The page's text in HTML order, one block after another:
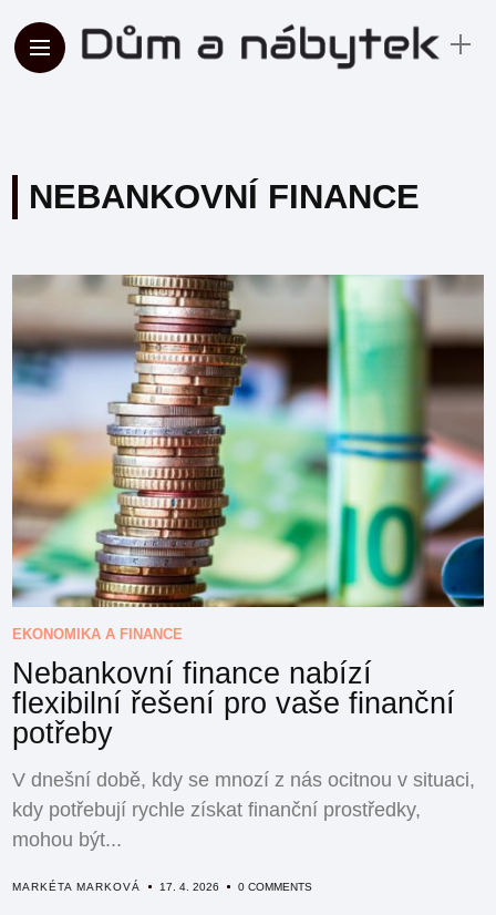
NEBANKOVNÍ FINANCE
EKONOMIKA A FINANCE
Nebankovní finance nabízí
flexibilní řešení pro vaše finanční
potřeby
V dnešní době, kdy se mnozí z nás ocitnou v situaci,
kdy potřebují rychle získat finanční prostředky,
mohou být...
MARKÉTA MARKOVÁ 17. 4. 2026 0 COMMENTS